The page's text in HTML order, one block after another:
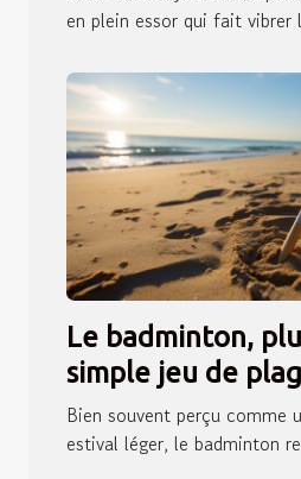
en plein essor qui fait vibrer
Le badminton,
simple jeu de
Bien souvent perçu comme
estival léger, le badminton